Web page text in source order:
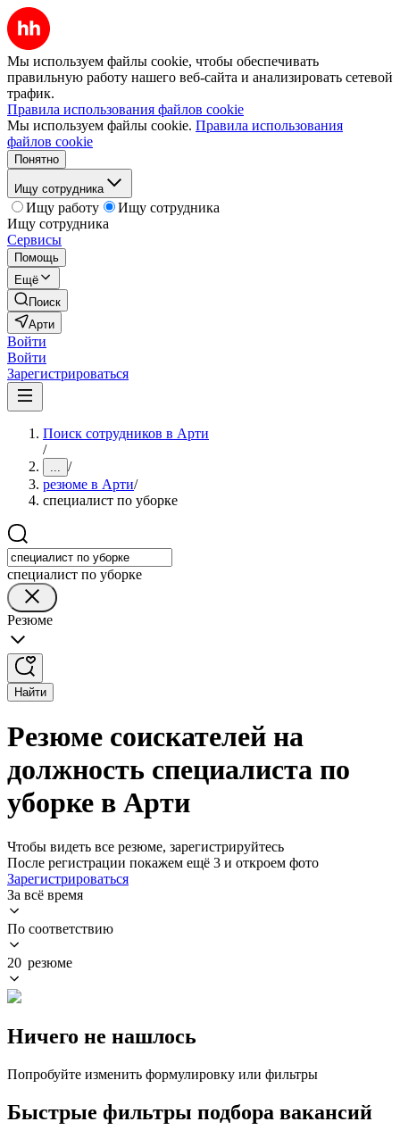
Мы используем файлы cookie, чтобы обеспечивать
правильную работу нашего веб-сайта и анализировать сетевой
трафик.
Правила использования файлов cookie
Мы используем файлы cookie. Правила использования
файлов cookie
Понятно
Ищу сотрудника
Ищу работу
Ищу сотрудника
Ищу сотрудника
Сервисы
Помощь
Ещё
Поиск
Арти
Войти
Войти
Зарегистрироваться
Поиск сотрудников в Арти
/
... /
резюме в Арти/
специалист по уборке
специалист по уборке
Резюме
Найти
Резюме соискателей на
должность специалиста по
уборке в Арти
Чтобы видеть все резюме, зарегистрируйтесь
После регистрации покажем ещё 3 и откроем фото
Зарегистрироваться
За всё время
По соответствию
20 резюме
Ничего не нашлось
Попробуйте изменить формулировку или фильтры
Быстрые фильтры подбора вакансий